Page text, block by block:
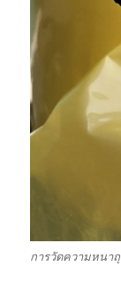
การวัดความหนา